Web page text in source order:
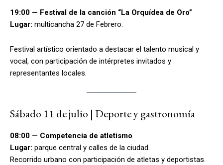
19:00 — Festival de la canción “La Orquídea de Oro”
Lugar: multicancha 27 de Febrero.
Festival artístico orientado a destacar el talento musical y
vocal, con participación de intérpretes invitados y
representantes locales.
Sábado 11 de julio | Deporte y gastronomía
08:00 — Competencia de atletismo
Lugar: parque central y calles de la ciudad.
Recorrido urbano con participación de atletas y deportistas.